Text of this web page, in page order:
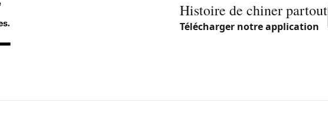
Histoire de chiner partout
Télécharger notre application